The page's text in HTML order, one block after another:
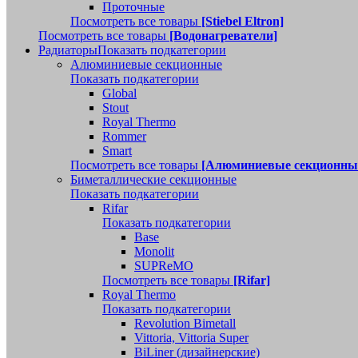
Проточные
Посмотреть все товары [Stiebel Eltron]
Посмотреть все товары [Водонагреватели]
РадиаторыПоказать подкатегории
Алюминиевые секционные
Показать подкатегории
Global
Stout
Royal Thermo
Rommer
Smart
Посмотреть все товары [Алюминиевые
Биметаллические секционные
Показать подкатегории
Rifar
Показать подкатегории
Base
Monolit
SUPReMO
Посмотреть все товары [Rifar]
Royal Thermo
Показать подкатегории
Revolution Bimetall
Vittoria, Vittoria Super
BiLiner (дизайнерские)